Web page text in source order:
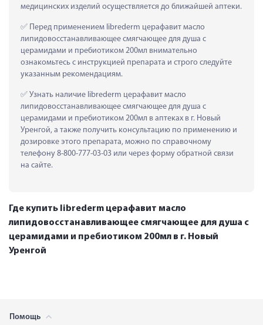
медицинских изделий осуществляется до ближайшей аптеки.
Перед применением librederm церафавит масло
липидовосстанавливающее смягчающее для душа с
церамидами и пребиотиком 200мл внимательно
ознакомьтесь с инструкцией препарата и строго следуйте
указанным рекомендациям.
Узнать наличие librederm церафавит масло
липидовосстанавливающее смягчающее для душа с
церамидами и пребиотиком 200мл в аптеках в г. Новый
Уренгой, а также получить консультацию по применению и
дозировке этого препарата, можно по справочному
телефону 8-800-777-03-03 или через форму обратной связи
на сайте.
Где купить librederm церафавит масло
липидовосстанавливающее смягчающее для душа с
церамидами и пребиотиком 200мл в г. Новый
Уренгой
Помощь